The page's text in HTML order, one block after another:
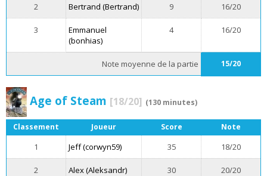
2 Bertrand (Bertrand) 9 16/20
3
Emmanuel
(bonhias)
4 16/20
Note moyenne de la partie 15/20
Age of Steam [18/20] (130 minutes)
Classement Joueur Score Note
1 Jeff (corwyn59) 35 18/20
2 Alex (Aleksandr) 30 20/20